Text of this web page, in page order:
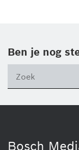
Ben je nog
Bosch